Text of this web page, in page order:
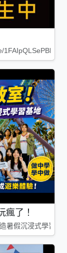
瘋了！
暑假沉浸式學習基